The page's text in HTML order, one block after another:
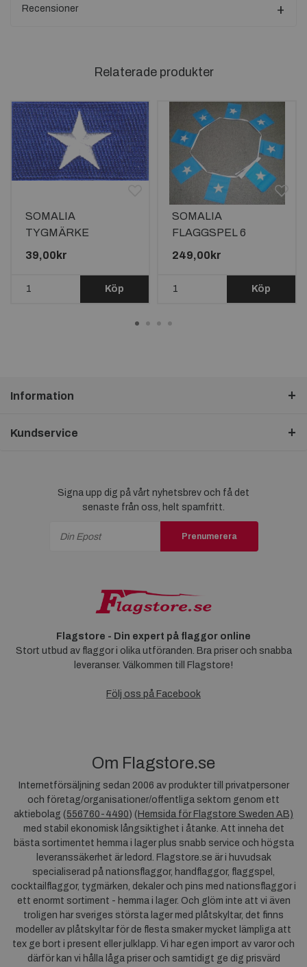
Recensioner
Relaterade produkter
SOMALIA
TYGMÄRKE
65x38mm
39,00kr
Köp
SOMALIA
FLAGGSPEL 6
METER LÅNGT MED
249,00kr
Köp
Information
Kundservice
Signa upp dig på vårt nyhetsbrev och få det
senaste från oss, helt spamfritt.
Prenumerera
Flagstore - Din expert på flaggor online
Stort utbud av flaggor i olika utföranden. Bra priser och snabba
leveranser. Välkommen till Flagstore!
Följ oss på Facebook
Om Flagstore.se
Internetförsäljning sedan 2006 av produkter till privatpersoner
och företag/organisationer/offentliga sektorn genom ett
aktiebolag (556760-4490) ( Hemsida för Flagstore Sweden AB)
med stabil ekonomisk långsiktighet i åtanke. Att inneha det
bästa sortimentet hemma i lager plus snabb service och högsta
leveranssäkerhet är ledord. Flagstore.se är i huvudsak
specialiserad på nationsflaggor, handflaggor, flaggspel,
cocktailflaggor, tygmärken, dekaler och pins med nationsflaggor i
ett enormt sortiment - hemma i lager. Och glöm inte att vi även
troligen har sveriges största lager med plåtskyltar, det finns
modeller av plåtskyltar för de flesta smaker mycket lämpliga att
tex ge bort i present eller julklapp. Vi har egen import av varor och
därför kan vi hålla låga priser och samtidigt ge dig prisvärd